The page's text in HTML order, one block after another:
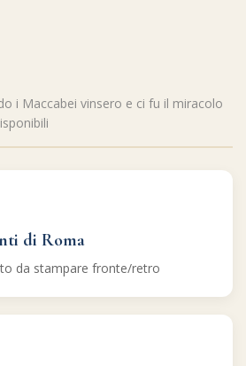
i Maccabei vinsero e ci fu il miracolo
di Roma
da stampare fronte/retro